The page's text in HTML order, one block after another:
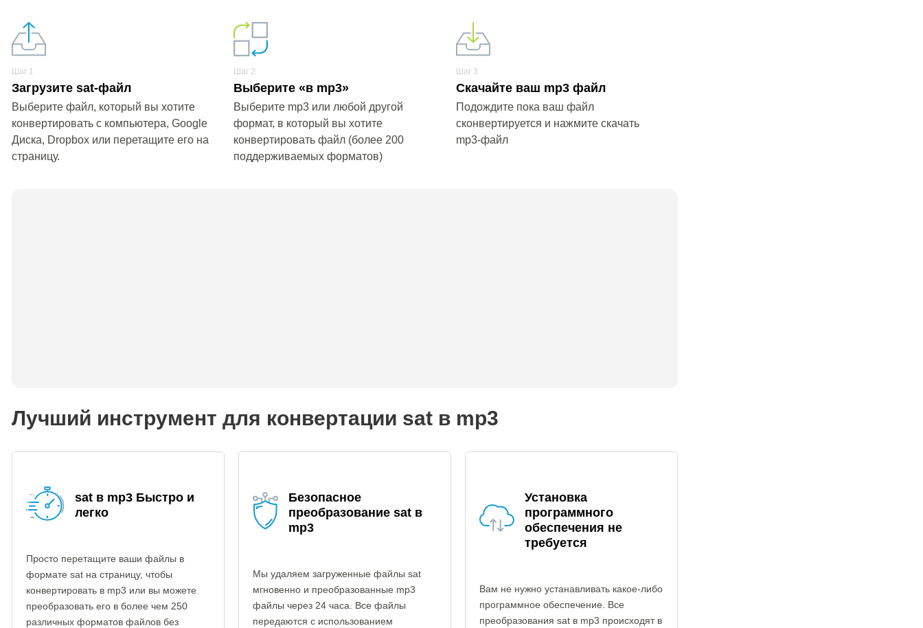
Шаг 1
Загрузите sat-файл
Выберите файл, который вы хотите
конвертировать с компьютера, Google
Диска, Dropbox или перетащите его на
страницу.
Шаг 2
Выберите «в mp3»
Выберите mp3 или любой другой
формат, в который вы хотите
конвертировать файл (более 200
поддерживаемых форматов)
Шаг 3
Скачайте ваш mp3 файл
Подождите пока ваш файл
сконвертируется и нажмите скачать
mp3-файл
Лучший инструмент для конвертации sat в mp3
sat в mp3 Быстро и
легко
Просто перетащите ваши файлы в
формате sat на страницу, чтобы
конвертировать в mp3 или вы можете
преобразовать его в более чем 250
различных форматов файлов без
Безопасное
преобразование sat в
mp3
Мы удаляем загруженные файлы sat
мгновенно и преобразованные mp3
файлы через 24 часа. Все файлы
передаются с использованием
Установка
программного
обеспечения не
требуется
Вам не нужно устанавливать какое-либо
программное обеспечение. Все
преобразования sat в mp3 происходят в